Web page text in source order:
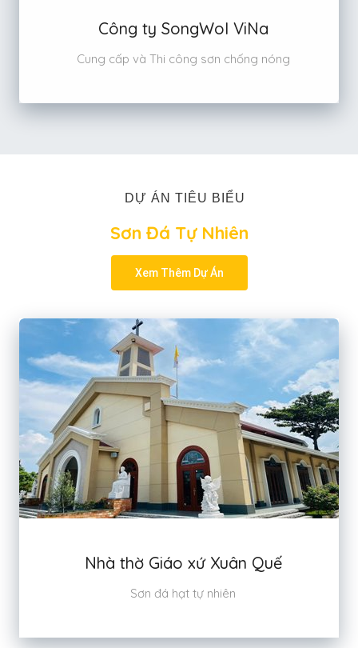
Công ty SongWol ViNa
Cung cấp và Thi công sơn chống nóng
DỰ ÁN TIÊU BIỂU
Sơn Đá Tự Nhiên
Xem Thêm Dự Án
Nhà thờ Giáo xứ Xuân Quế
Sơn đá hạt tự nhiên